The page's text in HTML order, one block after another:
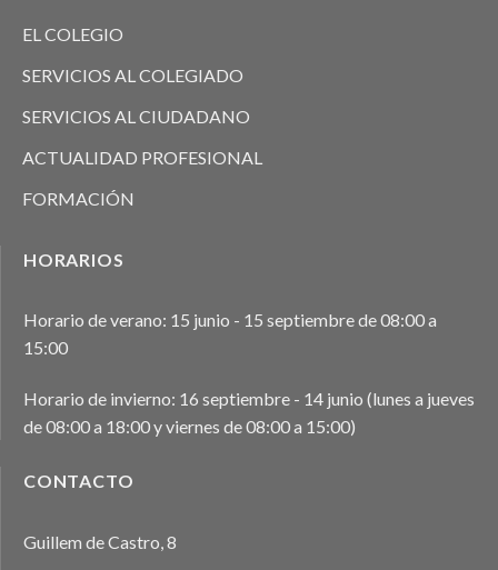
EL COLEGIO
SERVICIOS AL COLEGIADO
SERVICIOS AL CIUDADANO
ACTUALIDAD PROFESIONAL
FORMACIÓN
HORARIOS
Horario de verano: 15 junio - 15 septiembre de 08:00 a
15:00
Horario de invierno: 16 septiembre - 14 junio (lunes a jueves
de 08:00 a 18:00 y viernes de 08:00 a 15:00)
CONTACTO
Guillem de Castro, 8